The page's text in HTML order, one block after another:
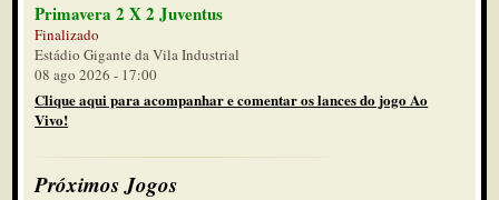
Primavera 2 X 2 Juventus
Finalizado
Estádio Gigante da Vila Industrial
08 ago 2026 - 17:00
Clique aqui para acompanhar e comentar os lances do jogo Ao
Vivo!
Próximos Jogos